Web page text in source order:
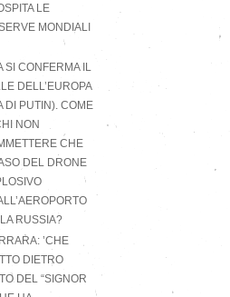
LE
MONDIALI
SI CONFERMA IL
DELL’EUROPA
DI PUTIN). COME
NON
CHE
DEL DRONE
RUSSIA?
’CHE
DIETRO
DEL “SIGNOR